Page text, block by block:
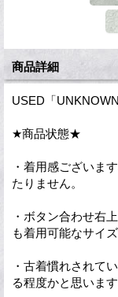
商品詳細
USED「
★商品状態★
・着用感ございま
たりません。
・ボタン合わせ右
も着用可能なサイ
・古着慣れされて
る程度かと思います